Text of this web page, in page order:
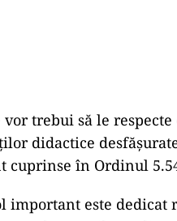
vor trebui să le
didactice
în Ordinul
important este dedicat